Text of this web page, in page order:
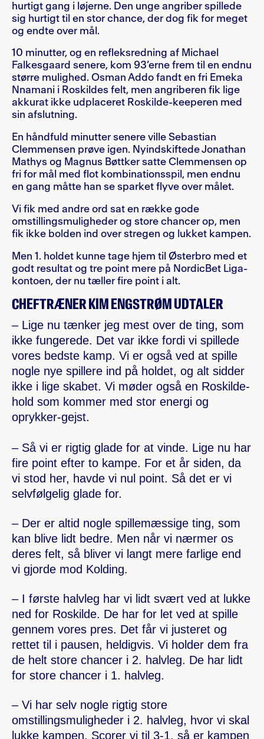
hurtigt gang i løjerne. Den unge angriber spillede
sig hurtigt til en stor chance, der dog fik for meget
og endte over mål.
10 minutter, og en refleksredning af Michael
Falkesgaard senere, kom 93’erne frem til en endnu
større mulighed. Osman Addo fandt en fri Emeka
Nnamani i Roskildes felt, men angriberen fik lige
akkurat ikke udplaceret Roskilde-keeperen med
sin afslutning.
En håndfuld minutter senere ville Sebastian
Clemmensen prøve igen. Nyindskiftede Jonathan
Mathys og Magnus Bøttker satte Clemmensen op
fri for mål med flot kombinationsspil, men endnu
en gang måtte han se sparket flyve over målet.
Vi fik med andre ord sat en række gode
omstillingsmuligheder og store chancer op, men
fik ikke bolden ind over stregen og lukket kampen.
Men 1. holdet kunne tage hjem til Østerbro med et
godt resultat og tre point mere på NordicBet Liga-
kontoen, der nu tæller fire point i alt.
CHEFTRÆNER KIM ENGSTRØM UDTALER
– Lige nu tænker jeg mest over de ting, som
ikke fungerede. Det var ikke fordi vi spillede
vores bedste kamp. Vi er også ved at spille
nogle nye spillere ind på holdet, og alt sidder
ikke i lige skabet. Vi møder også en Roskilde-
hold som kommer med stor energi og
oprykker-gejst.
– Så vi er rigtig glade for at vinde. Lige nu har
fire point efter to kampe. For et år siden, da
vi stod her, havde vi nul point. Så det er vi
selvfølgelig glade for.
– Der er altid nogle spillemæssige ting, som
kan blive lidt bedre. Men når vi nærmer os
deres felt, så bliver vi langt mere farlige end
vi gjorde mod Kolding.
– I første halvleg har vi lidt svært ved at lukke
ned for Roskilde. De har for let ved at spille
gennem vores pres. Det får vi justeret og
rettet til i pausen, heldigvis. Vi holder dem fra
de helt store chancer i 2. halvleg. De har lidt
for store chancer i 1. halvleg.
– Vi har selv nogle rigtig store
omstillingsmuligheder i 2. halvleg, hvor vi skal
lukke kampen. Scorer vi til 3-1, så er kampen